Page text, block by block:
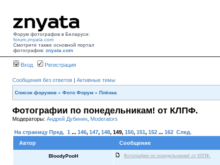
Форум фотографов в Беларуси:
forum.znyata.com
Смотрите также основной портал
фотографов: znyata.com
Вход Регистрация
Сообщения без ответов | Активные темы
Список форумов » Фото Форум » Плёнка
Фотографии по понедельникам! от КЛПФ.
Модераторы: Андрей Дубинин Moderators
На страницу Пред. 1 ... 146, 147, 148, 149, 150, 151, 152 ... 162 След.
Автор
Сообщение
BloodyPooH Фотографии по понедельникам! от КЛПФ.